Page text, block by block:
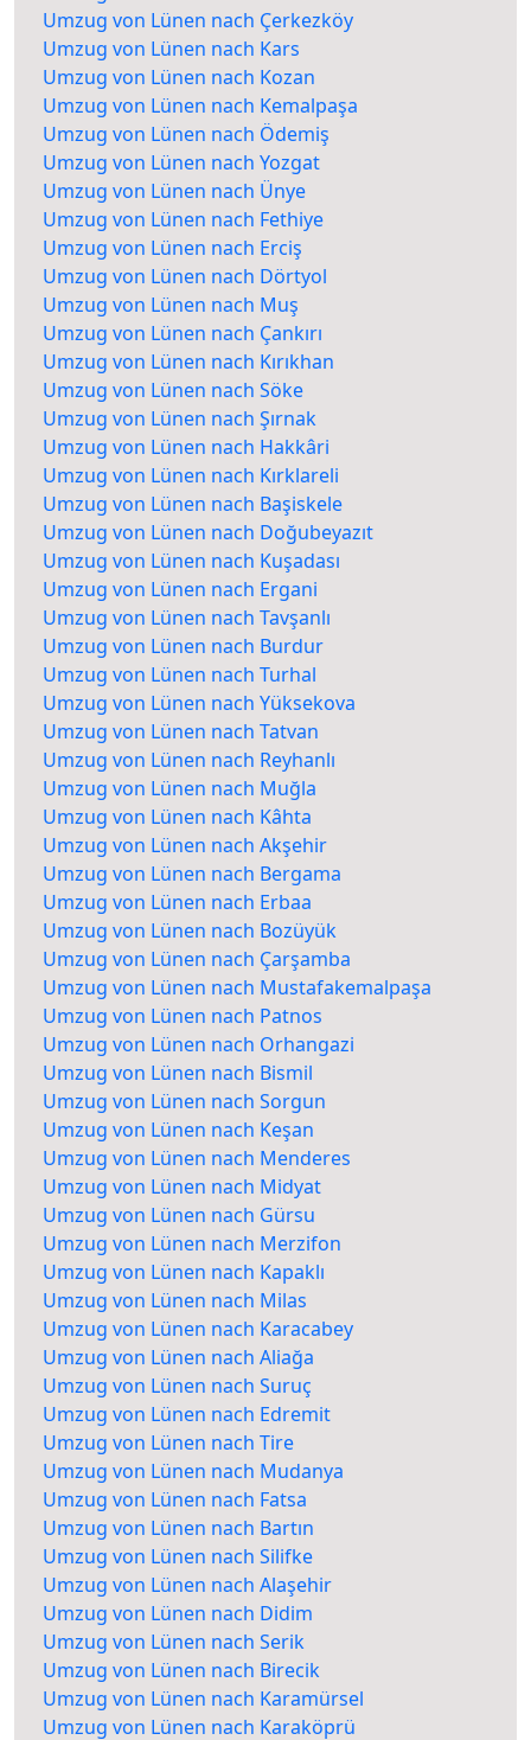
Umzug von Lünen nach Çerkezköy
Umzug von Lünen nach Kars
Umzug von Lünen nach Kozan
Umzug von Lünen nach Kemalpaşa
Umzug von Lünen nach Ödemiş
Umzug von Lünen nach Yozgat
Umzug von Lünen nach Ünye
Umzug von Lünen nach Fethiye
Umzug von Lünen nach Erciş
Umzug von Lünen nach Dörtyol
Umzug von Lünen nach Muş
Umzug von Lünen nach Çankırı
Umzug von Lünen nach Kırıkhan
Umzug von Lünen nach Söke
Umzug von Lünen nach Şırnak
Umzug von Lünen nach Hakkâri
Umzug von Lünen nach Kırklareli
Umzug von Lünen nach Başiskele
Umzug von Lünen nach Doğubeyazıt
Umzug von Lünen nach Kuşadası
Umzug von Lünen nach Ergani
Umzug von Lünen nach Tavşanlı
Umzug von Lünen nach Burdur
Umzug von Lünen nach Turhal
Umzug von Lünen nach Yüksekova
Umzug von Lünen nach Tatvan
Umzug von Lünen nach Reyhanlı
Umzug von Lünen nach Muğla
Umzug von Lünen nach Kâhta
Umzug von Lünen nach Akşehir
Umzug von Lünen nach Bergama
Umzug von Lünen nach Erbaa
Umzug von Lünen nach Bozüyük
Umzug von Lünen nach Çarşamba
Umzug von Lünen nach Mustafakemalpaşa
Umzug von Lünen nach Patnos
Umzug von Lünen nach Orhangazi
Umzug von Lünen nach Bismil
Umzug von Lünen nach Sorgun
Umzug von Lünen nach Keşan
Umzug von Lünen nach Menderes
Umzug von Lünen nach Midyat
Umzug von Lünen nach Gürsu
Umzug von Lünen nach Merzifon
Umzug von Lünen nach Kapaklı
Umzug von Lünen nach Milas
Umzug von Lünen nach Karacabey
Umzug von Lünen nach Aliağa
Umzug von Lünen nach Suruç
Umzug von Lünen nach Edremit
Umzug von Lünen nach Tire
Umzug von Lünen nach Mudanya
Umzug von Lünen nach Fatsa
Umzug von Lünen nach Bartın
Umzug von Lünen nach Silifke
Umzug von Lünen nach Alaşehir
Umzug von Lünen nach Didim
Umzug von Lünen nach Serik
Umzug von Lünen nach Birecik
Umzug von Lünen nach Karamürsel
Umzug von Lünen nach Karaköprü